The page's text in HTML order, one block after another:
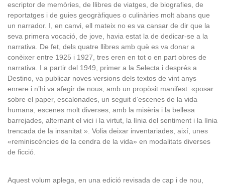
escriptor de memòries, de llibres de viatges, de biografies, de
reportatges i de guies geogràfiques o culinàries molt abans que
un narrador. I, en canvi, ell mateix no es va cansar de dir que la
seva primera vocació, de jove, havia estat la de dedicar-se a la
narrativa. De fet, dels quatre llibres amb què es va donar a
conèixer entre 1925 i 1927, tres eren en tot o en part obres de
narrativa. I a partir del 1949, primer a la Selecta i després a
Destino, va publicar noves versions dels textos de vint anys
enrere i n’hi va afegir de nous, amb un propòsit manifest: «posar
sobre el paper, escalonades, un seguit d’escenes de la vida
humana, escenes molt diverses, amb la misèria i la bellesa
barrejades, alternant el vici i la virtut, la línia del sentiment i la línia
trencada de la insanitat ». Volia deixar inventariades, així, unes
«reminiscències de la cendra de la vida» en modalitats diverses
de ficció.
Aquest volum aplega, en una edició revisada de cap i de nou,